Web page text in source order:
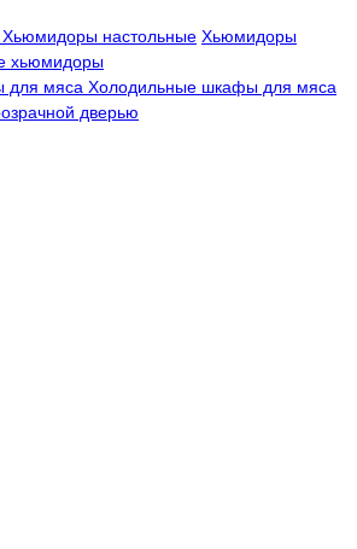
Хьюмидоры настольные Хьюмидоры
хьюмидоры
для мяса Холодильные шкафы для мяса
дверью